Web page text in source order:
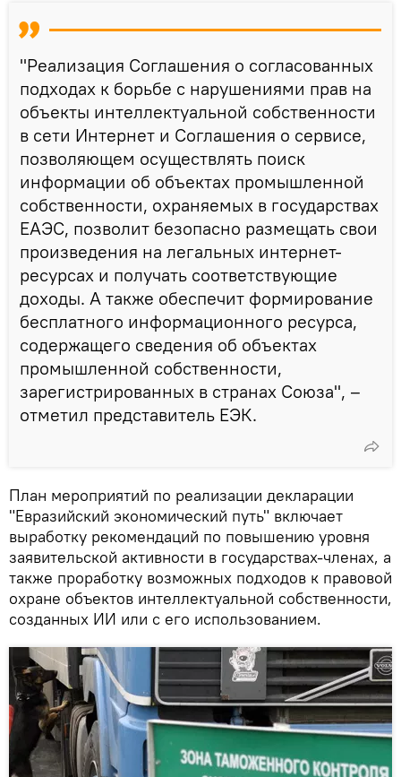
"Реализация Соглашения о согласованных
подходах к борьбе с нарушениями прав на
объекты интеллектуальной собственности
в сети Интернет и Соглашения о сервисе,
позволяющем осуществлять поиск
информации об объектах промышленной
собственности, охраняемых в государствах
ЕАЭС, позволит безопасно размещать свои
произведения на легальных интернет-
ресурсах и получать соответствующие
доходы. А также обеспечит формирование
бесплатного информационного ресурса,
содержащего сведения об объектах
промышленной собственности,
зарегистрированных в странах Союза", –
отметил представитель ЕЭК.
План мероприятий по реализации декларации
"Евразийский экономический путь" включает
выработку рекомендаций по повышению уровня
заявительской активности в государствах-членах, а
также проработку возможных подходов к правовой
охране объектов интеллектуальной собственности,
созданных ИИ или с его использованием.